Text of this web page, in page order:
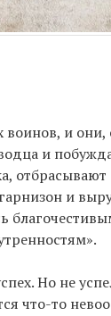
воинов, и
и
и
Но не
что-то